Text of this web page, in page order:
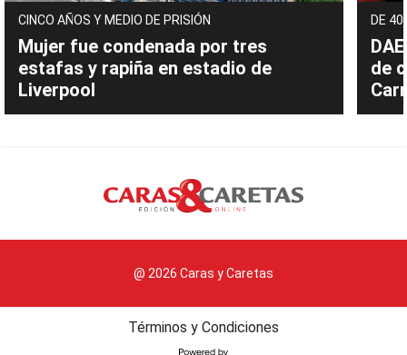
CINCO AÑOS Y MEDIO DE PRISIÓN
Mujer fue condenada por tres
estafas y rapiña en estadio de
Liverpool
DE
de
@ 2026 Caras y Caretas
Términos y Condiciones